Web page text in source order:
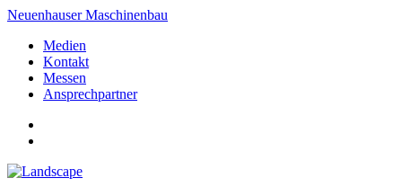
Neuenhauser Maschinenbau
Medien
Kontakt
Messen
Ansprechpartner